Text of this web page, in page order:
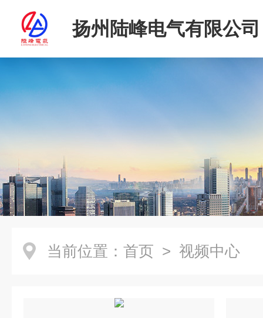
扬州陆峰电气有限公司
当前位置： 首页 > 视频中心